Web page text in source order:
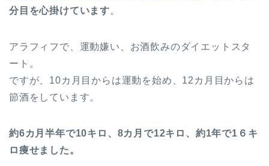
分目を心掛けています。
アラフィフで、運動嫌い、お酒飲みのダイエットスタ
ート。
ですが、10カ月目からは運動を始め、12カ月目からは
節酒をしています。
約6カ月半年で10キロ、8カ月で12キロ、約1年で1６キ
ロ痩せました。